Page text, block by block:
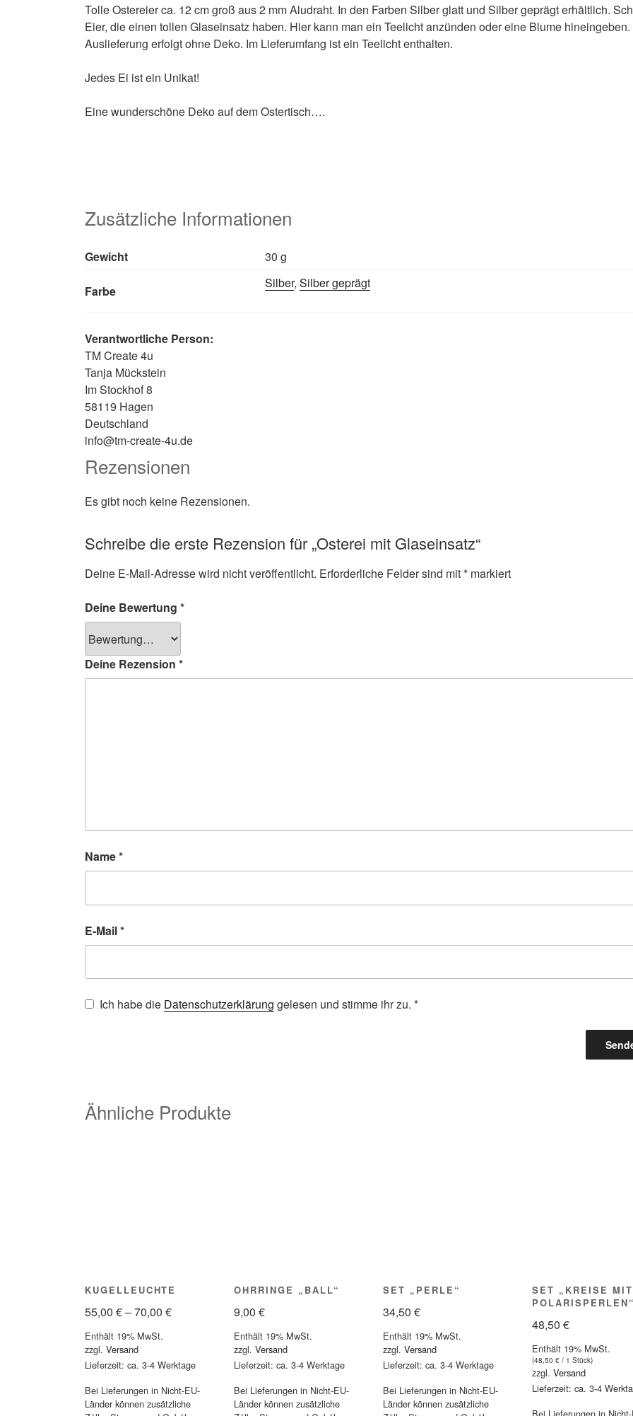
Tolle Ostereier ca. 12 cm groß aus 2 mm Aludraht. In den Farben Silber glatt und Silber geprägt erhältlich.
Eier, die einen tollen Glaseinsatz haben. Hier kann man ein Teelicht anzünden oder eine Blume hineingeben.
Auslieferung erfolgt ohne Deko. Im Lieferumfang ist ein Teelicht enthalten.
Jedes Ei ist ein Unikat!
Eine wunderschöne Deko auf dem Ostertisch….
Zusätzliche Informationen
Gewicht 30 g
Farbe
Silber, Silber geprägt
Verantwortliche Person:
TM Create 4u
Tanja Mückstein
Im Stockhof 8
58119 Hagen
Deutschland
info@tm-create-4u.de
Rezensionen
Es gibt noch keine Rezensionen.
Schreibe die erste Rezension für „Osterei mit Glaseinsatz“
Deine E-Mail-Adresse wird nicht veröffentlicht. Erforderliche Felder sind mit* markiert
Deine Bewertung *
Deine Rezension *
Name*
E-Mail*
Ich habe die Datenschutzerklärung gelesen und stimme ihr zu. *
Ähnliche Produkte
KUGELLEUCHTE
55,00 €–70,00 €Preisspanne:
70,00 €
Enthält 19% MwSt.
zzgl. Versand
Lieferzeit: ca. 3-4 Werktage
Bei Lieferungen in Nicht-EU-
Länder können zusätzliche
OHRRINGE „BALL“
9,00€
Enthält 19% MwSt.
zzgl.Versand
Lieferzeit: ca. 3-4 Werktage
Bei Lieferungen in Nicht-EU-
Länder können zusätzliche
SET „PERLE“
34,50€
Enthält 19% MwSt.
zzgl.Versand
Lieferzeit: ca. 3-4 Werktage
Bei Lieferungen in Nicht-EU-
Länder können zusätzliche
SET „KREISE MIT
48,50€
Enthält 19% MwSt.
(48,50€ / 1 Stück)
zzgl.Versand
Lieferzeit: ca. 3-4